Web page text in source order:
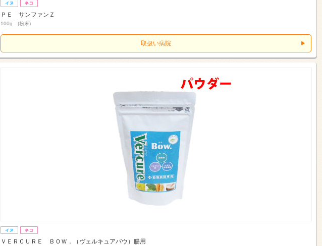
ＰＥ サンファンＺ
100g (粉末)
取扱い病院
ＶＥＲＣＵＲＥ ＢＯＷ．（ヴェルキュアバウ）腸用